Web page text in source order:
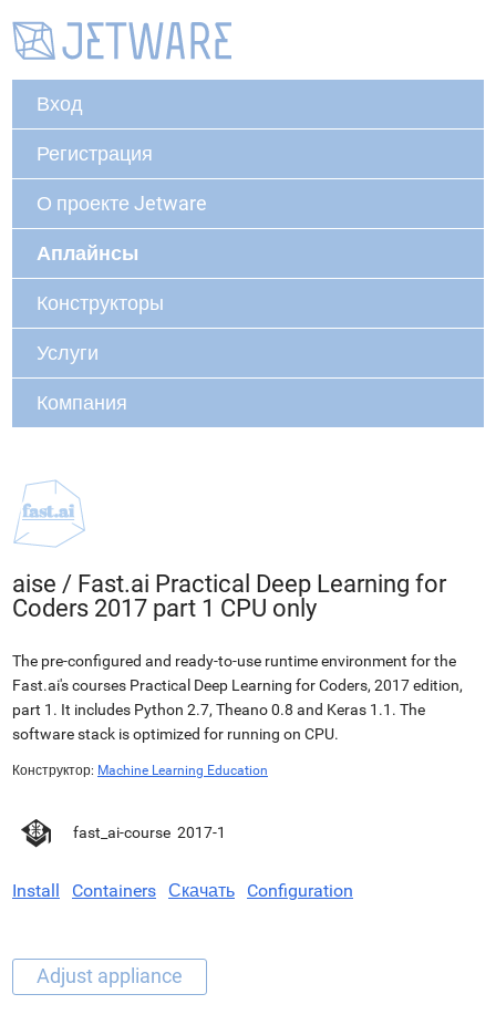
Вход
Регистрация
О проекте Jetware
Аплайнсы
Конструкторы
Услуги
Компания
aise / Fast.ai Practical Deep Learning for
Coders 2017 part 1 CPU only
The pre-configured and ready-to-use runtime environment for the
Fast.ai's courses Practical Deep Learning for Coders, 2017 edition,
part 1. It includes Python 2.7, Theano 0.8 and Keras 1.1. The
software stack is optimized for running on CPU.
Конструктор: Machine Learning Education
fast_ai-course 2017-1
Install Containers Скачать Configuration